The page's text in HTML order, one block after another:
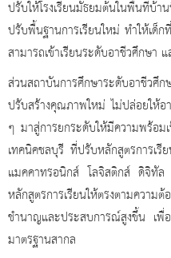
ปรับให้โรงเรียนมัธยมต้นในพื้นที่บ้า
ปรับพื้นฐานการเรียนใหม่ ทำให้เด็
สามารถเข้าเรียนระดับอาชีวศึกษา
ส่วนสถาบันการศึกษาระดับอาชีวศึ
ปรับสร้างคุณภาพใหม่ ไม่ปล่อยให้อ
ๆ มาสู่การยกระดับให้มีความพร้อม
เทคนิคชลบุรี ที่ปรับหลักสูตรการเ
แมคคาทรอนิกส์ โลจิสติกส์ ดิจิทั
หลักสูตรการเรียนให้ตรงตามควา
ชำนาญและประสบการณ์สูงขึ้น เพื่
มาตรฐานสากล